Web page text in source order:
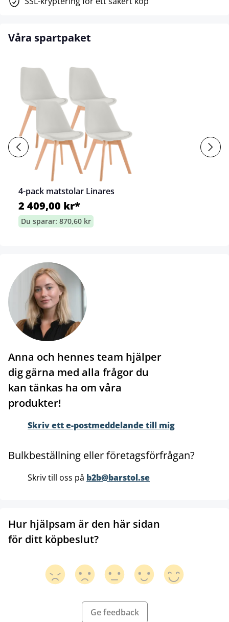
Våra spartpaket
4-pack matstolar Linares
2 409,00 kr*
Du sparar: 870,60 kr
Anna och hennes team hjälper
dig gärna med alla frågor du
kan tänkas ha om våra
produkter!
Skriv ett e-postmeddelande till mig
Bulkbeställning eller företagsförfrågan?
Skriv till oss på b2b@barstol.se
Hur hjälpsam är den här sidan
för ditt köpbeslut?
Ge feedback